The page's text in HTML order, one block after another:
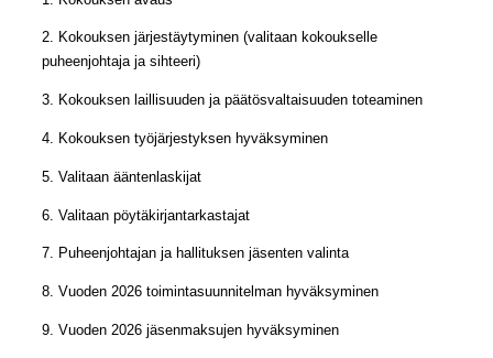
2. Kokouksen järjestäytyminen (valitaan kokoukselle
puheenjohtaja ja sihteeri)
3. Kokouksen laillisuuden ja päätösvaltaisuuden toteaminen
4. Kokouksen työjärjestyksen hyväksyminen
5. Valitaan ääntenlaskijat
6. Valitaan pöytäkirjantarkastajat
7. Puheenjohtajan ja hallituksen jäsenten valinta
8. Vuoden 2026 toimintasuunnitelman hyväksyminen
9. Vuoden 2026 jäsenmaksujen hyväksyminen